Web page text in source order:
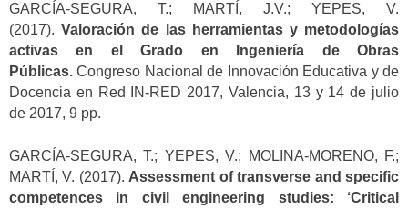
GARCÍA-SEGURA, T.; MARTÍ, J.V.; YEPES, V.
(2017).Valoración de las herramientas y metodologías
activas en el Grado en Ingeniería de Obras
Públicas. Congreso Nacional de Innovación Educativa y de
Docencia en Red IN-RED 2017, Valencia, 13 y 14 de julio
de 2017, 9 pp.
GARCÍA-SEGURA, T.; YEPES, V.; MOLINA-MORENO, F.;
MARTÍ, V. (2017). Assessment of transverse and specific
competences in civil engineering studies: ‘Critical